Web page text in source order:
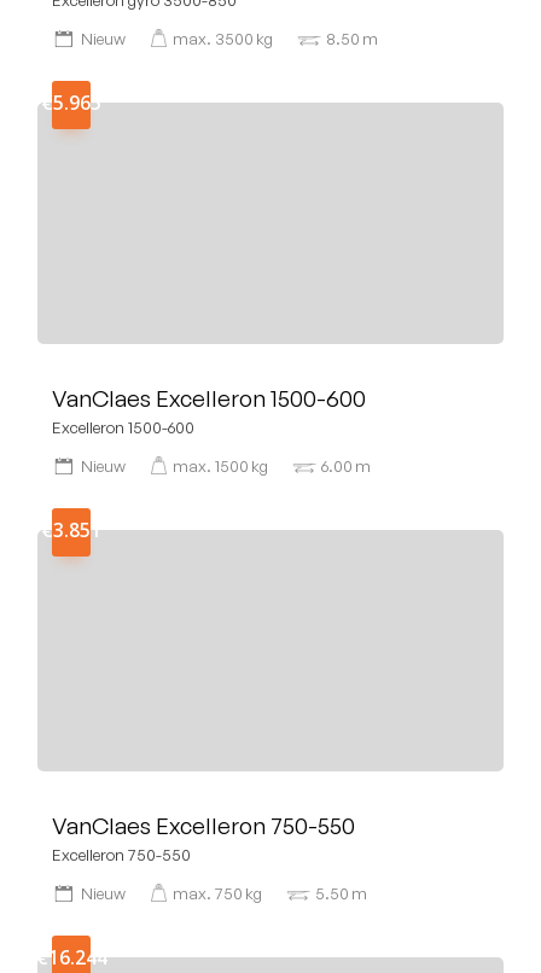
Nieuw
max. 3500 kg 8.50 m
€5.965
VanClaes Excelleron 1500-600
Excelleron 1500-600
Nieuw
max. 1500 kg 6.00 m
€3.851
VanClaes Excelleron 750-550
Excelleron 750-550
Nieuw
max. 750 kg 5.50 m
€16.244